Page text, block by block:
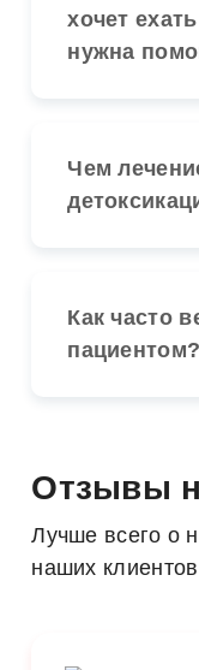
хочет
нужна
Чем
Как часто
пациентом?
Отзывы
Лучше всего о
наших